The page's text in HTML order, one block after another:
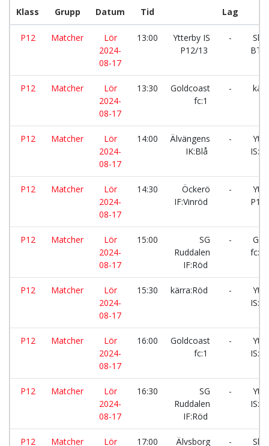
Klass Grupp Datum Tid Lag
P12 Matcher
Lör
2024-
08-17
13:00
Ytterby IS
P12/13
-
BTK
P12 Matcher
Lör
2024-
08-17
13:30
Goldcoast
fc:1
-
P12 Matcher
Lör
2024-
08-17
14:00
Älvängens
IK:Blå
-
P12 Matcher
Lör
2024-
08-17
14:30
Öckerö
IF:Vinröd
-
P12 Matcher
Lör
2024-
08-17
15:00
SG
Ruddalen
IF:Röd
-
fc:2
P12 Matcher
Lör
2024-
08-17
15:30 kärra:Röd -
IS:Vit
P12 Matcher
Lör
2024-
08-17
16:00
Goldcoast
fc:1
-
P12 Matcher
Lör
2024-
08-17
16:30
SG
Ruddalen
IF:Röd
-
P12 Matcher
Lör
17:00
Älvsborg
-